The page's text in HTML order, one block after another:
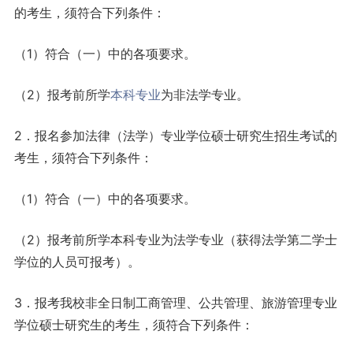
的考生，须符合下列条件：
（1）符合（一）中的各项要求。
（2）报考前所学本科专业为非法学专业。
2．报名参加法律（法学）专业学位硕士研究生招生考试的
考生，须符合下列条件：
（1）符合（一）中的各项要求。
（2）报考前所学本科专业为法学专业（获得法学第二学士
学位的人员可报考）。
3．报考我校非全日制工商管理、公共管理、旅游管理专业
学位硕士研究生的考生，须符合下列条件：